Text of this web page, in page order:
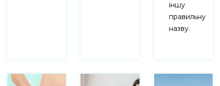
іншу
правильну
назву.